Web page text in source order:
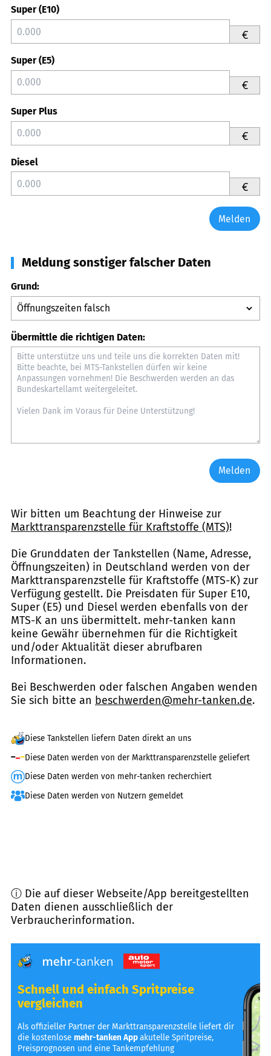
Super (E10)
€
Super (E5)
€
Super Plus
€
Diesel
€
Melden
Meldung sonstiger falscher Daten
Grund:
Übermittle die richtigen Daten:
Melden
Wir bitten um Beachtung der Hinweise zur
Markttransparenzstelle für Kraftstoffe (MTS)!
Die Grunddaten der Tankstellen (Name, Adresse,
Öffnungszeiten) in Deutschland werden von der
Markttransparenzstelle für Kraftstoffe (MTS-K) zur
Verfügung gestellt. Die Preisdaten für Super E10,
Super (E5) und Diesel werden ebenfalls von der
MTS-K an uns übermittelt. mehr-tanken kann
keine Gewähr übernehmen für die Richtigkeit
und/oder Aktualität dieser abrufbaren
Informationen.
Bei Beschwerden oder falschen Angaben wenden
Sie sich bitte an beschwerden@mehr-tanken.de.
Diese Tankstellen liefern Daten direkt an uns
Diese Daten werden von der Markttransparenzstelle geliefert
Diese Daten werden von mehr-tanken recherchiert
Diese Daten werden von Nutzern gemeldet
ⓘ Die auf dieser Webseite/App bereitgestellten
Daten dienen ausschließlich der
Verbraucherinformation.
Schnell und einfach Spritpreise
vergleichen
Als offizieller Partner der Markttransparenzstelle liefert dir
die kostenlosemehr-tanken Appakutelle Spritpreise,
Preisprognosen und eine Tankempfehlung